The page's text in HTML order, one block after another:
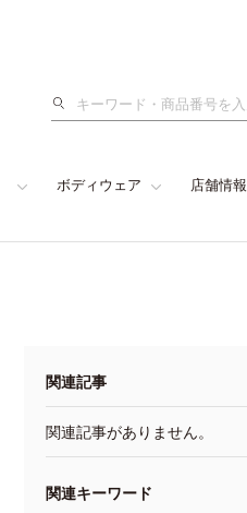
検
ボディウェア 店舗情報
関連記事
関連記事がありません。
関連キーワード